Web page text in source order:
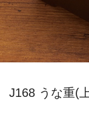
J168 うな重(